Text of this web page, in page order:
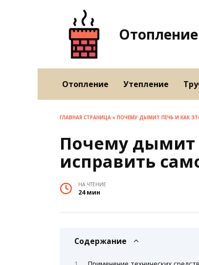
Отопление
Отопление Утепление
ГЛАВНАЯ СТРАНИЦА » ПОЧЕМУ ДЫМИТ ПЕЧЬ И КАК
Почему дымит
исправить
НА ЧТЕНИЕ
24 мин
Содержание